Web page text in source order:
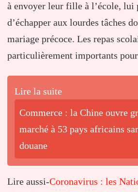
à envoyer leur fille à l’école, lui
d’échapper aux lourdes tâches
mariage précoce. Les repas
particulièrement importants
Lire la suite
Commerce : la Chine ouvre
marché à 53 pays africains
douane
Lire aussi-Coronavirus : les